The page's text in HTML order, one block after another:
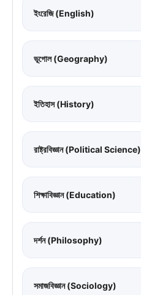
ইংরেজি (English)
ভূগোল (Geography)
ইতিহাস (History)
রাষ্ট্রবিজ্ঞান (Political Science)
শিক্ষাবিজ্ঞান (Education)
দর্শন (Philosophy)
সমাজবিজ্ঞান (Sociology)